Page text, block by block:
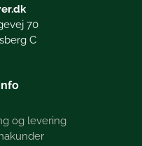
70
C
og levering